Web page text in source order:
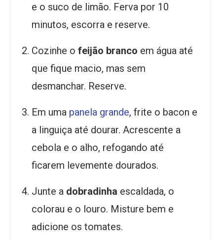
e o suco de limão. Ferva por 10
minutos, escorra e reserve.
Cozinhe o feijão branco em água até
que fique macio, mas sem
desmanchar. Reserve.
Em uma panela grande, frite o bacon e
a linguiça até dourar. Acrescente a
cebola e o alho, refogando até
ficarem levemente dourados.
Junte a dobradinha escaldada, o
colorau e o louro. Misture bem e
adicione os tomates.